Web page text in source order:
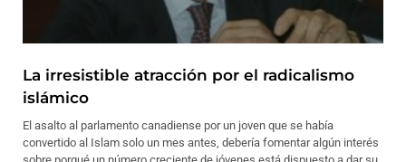
La irresistible atracción por el radicalismo
islámico
El asalto al parlamento canadiense por un joven que se había
convertido al Islam solo un mes antes, debería fomentar algún interés